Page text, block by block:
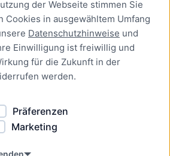
der Webseite stimmen Sie
Cookies in ausgewähltem Umfang
Datenschutzhinweise und
Einwilligung ist freiwillig und
für die Zukunft in der
werden.
Präferenzen
Marketing